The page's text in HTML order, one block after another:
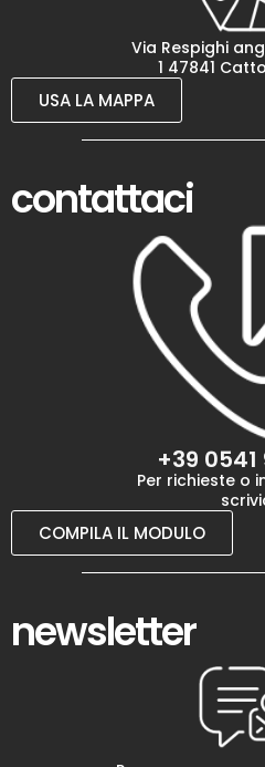
Via Respighi
1 47841
USA LA MAPPA
contattaci
+39 0541
Per richieste o
COMPILA IL MODULO
newsletter